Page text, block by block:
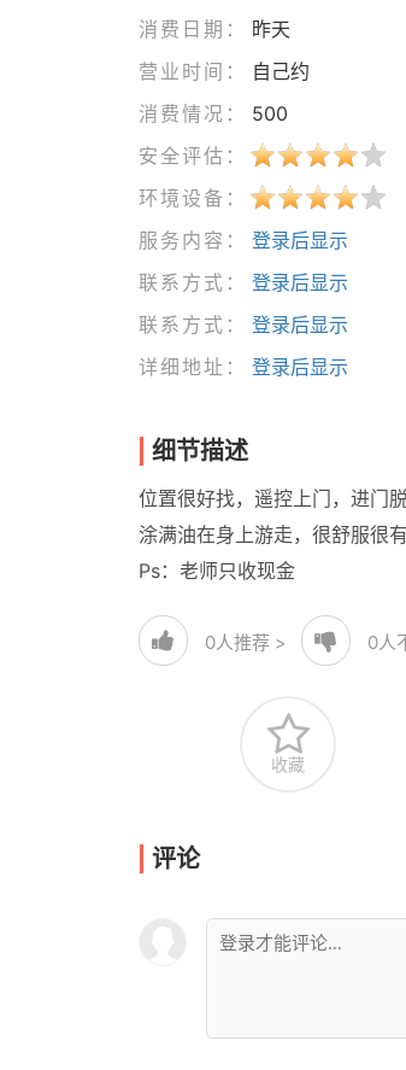
消费日期：
昨天
营业时间：
自己约
消费情况：
500
安全评估：
环境设备：
服务内容：
登录后显示
联系方式：
登录后显示
联系方式：
登录后显示
详细地址：
登录后显示
细节描述
位置很好找，遥控上门，进门
涂满油在身上游走，很舒服很
Ps：老师只收现金
0人推荐 > 0人
收藏
评论